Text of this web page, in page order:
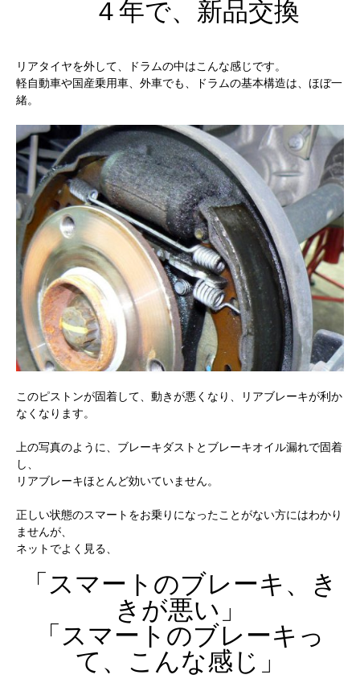
４年で、新品交換
リアタイヤを外して、ドラムの中はこんな感じです。
軽自動車や国産乗用車、外車でも、ドラムの基本構造は、ほぼ一
緒。
このピストンが固着して、動きが悪くなり、リアブレーキが利か
なくなります。
上の写真のように、ブレーキダストとブレーキオイル漏れで固着
し、
リアブレーキほとんど効いていません。
正しい状態のスマートをお乗りになったことがない方にはわかり
ませんが、
ネットでよく見る、
「スマートのブレーキ、き
きが悪い」
「スマートのブレーキっ
て、こんな感じ」